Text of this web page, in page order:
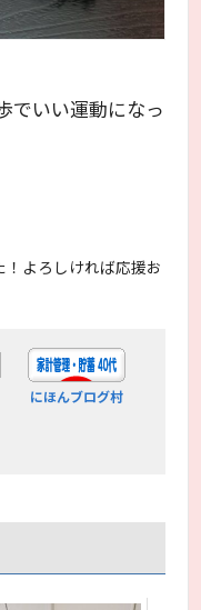
でいい運動になっ
よろしければ応援お
にほんブログ村